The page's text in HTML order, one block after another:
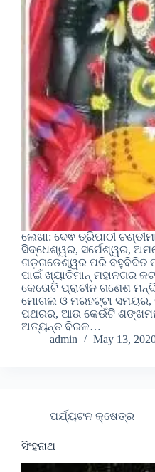
ଲେଖା: ଦେଵ ତ୍ରିପାଠୀ
ସିଦ୍ଧେଶ୍ୱର, ସର୍ପେଶ୍ୱର,
ଗଡ଼ଗଡେଶ୍ୱର ପରି ବହୁବିଦିତ
ପାଇଁ ଖ୍ୟାତିମାନ୍ ମହାନଗର
କେତୋଟି ପ୍ରାଚୀନ ଗଣେଶ
ମୋଗଲ ଓ ମରହଟ୍ଟା ସମୟର,
ପଥରର, ଆଉ କେଉଁଟି
ଅତ୍ୟନ୍ତ ବିରଳ…
admin
May 13,
ପର୍ଯ୍ୟଟନ କ୍ଷେତ୍ର
ସିଂହନାଥ